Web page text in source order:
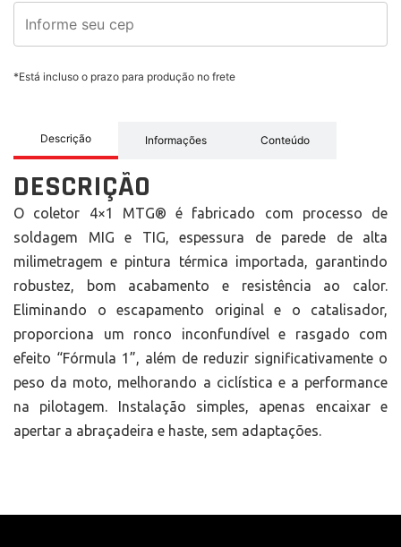
*Está incluso o prazo para produção no frete
Descrição Informações Conteúdo
DESCRIÇÃO
O coletor 4×1 MTG® é fabricado com processo de
soldagem MIG e TIG, espessura de parede de alta
milimetragem e pintura térmica importada, garantindo
robustez, bom acabamento e resistência ao calor.
Eliminando o escapamento original e o catalisador,
proporciona um ronco inconfundível e rasgado com
efeito “Fórmula 1”, além de reduzir significativamente o
peso da moto, melhorando a ciclística e a performance
na pilotagem. Instalação simples, apenas encaixar e
apertar a abraçadeira e haste, sem adaptações.